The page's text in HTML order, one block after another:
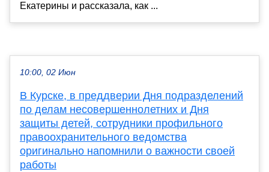
Екатерины и рассказала, как ...
10:00, 02 Июн
В Курске, в преддверии Дня подразделений
по делам несовершеннолетних и Дня
защиты детей, сотрудники профильного
правоохранительного ведомства
оригинально напомнили о важности своей
работы